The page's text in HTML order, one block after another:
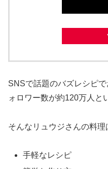
SNSで話題のバズレシピ
ォロワー数が約120万人と
そんなリュウジさんの料
手軽なレシピ